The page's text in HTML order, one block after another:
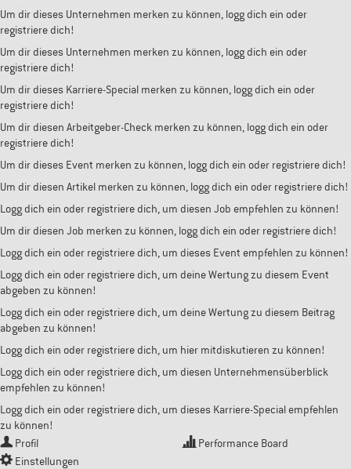
Um dir dieses Unternehmen merken zu können, logg dich ein oder
registriere dich!
Um dir dieses Unternehmen merken zu können, logg dich ein oder
registriere dich!
Um dir dieses Karriere-Special merken zu können, logg dich ein oder
registriere dich!
Um dir diesen Arbeitgeber-Check merken zu können, logg dich ein oder
registriere dich!
Um dir dieses Event merken zu können, logg dich ein oder registriere dich!
Um dir diesen Artikel merken zu können, logg dich ein oder registriere dich!
Logg dich ein oder registriere dich, um diesen Job empfehlen zu können!
Um dir diesen Job merken zu können, logg dich ein oder registriere dich!
Logg dich ein oder registriere dich, um dieses Event empfehlen zu können!
Logg dich ein oder registriere dich, um deine Wertung zu diesem Event
abgeben zu können!
Logg dich ein oder registriere dich, um deine Wertung zu diesem Beitrag
abgeben zu können!
Logg dich ein oder registriere dich, um hier mitdiskutieren zu können!
Logg dich ein oder registriere dich, um diesen Unternehmensüberblick
empfehlen zu können!
Logg dich ein oder registriere dich, um dieses Karriere-Special empfehlen
zu können!
Profil
Performance Board
Einstellungen